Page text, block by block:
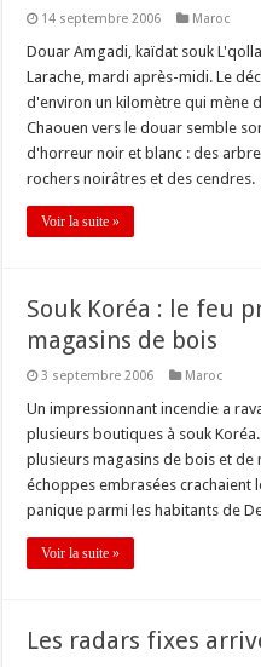
14 septembre 2006 Maroc
Douar Amgadi, kaïdat souk
Larache, mardi après-midi. Le
d'environ un kilomètre qui mène
Chaouen vers le douar semble
d'horreur noir et blanc : des
rochers noirâtres et des cendres.
Voir la suite »
Souk Koréa : le feu
magasins de bois
3 septembre 2006 Maroc
Un impressionnant incendie a
plusieurs boutiques à souk
plusieurs magasins de bois et de
échoppes embrasées crachaient
panique parmi les habitants de
Voir la suite »
Les radars fixes